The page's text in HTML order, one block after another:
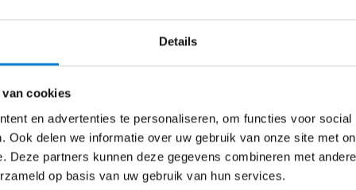
Details
cookies
en advertenties te personaliseren, om functies voor
Ook delen we informatie over uw gebruik van onze site met
Deze partners kunnen deze gegevens combineren met
op basis van uw gebruik van hun services.
dit vinden we namelijk heel belangrijk. Wij
groeit daardoor tot een ervaren monteur;
Helmond € Gesponsord
Elektromonteur – Big Ass Battery
Meewerken aan de energietransitie? Wij zijn op